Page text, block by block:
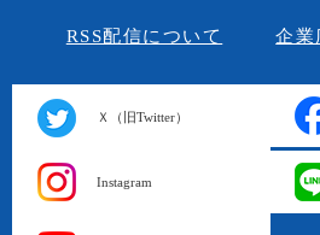
RSS配信について 企業
Ｘ（旧Twitter）
Instagram